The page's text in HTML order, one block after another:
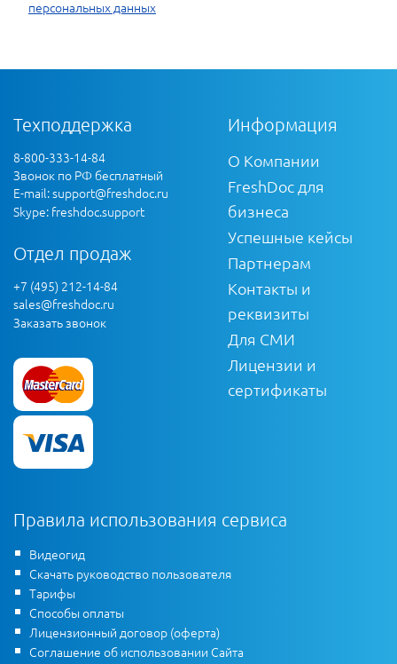
персональных данных
Техподдержка
8-800-333-14-84
Звонок по РФ бесплатный
E-mail:support@freshdoc.ru
Skype: freshdoc.support
Отдел продаж
+7 (495) 212-14-84
sales@freshdoc.ru
Заказать звонок
Информация
О Компании
FreshDoc для
бизнеса
Успешные кейсы
Партнерам
Контакты и
реквизиты
Для СМИ
Лицензии и
сертификаты
Правила использования сервиса
Видеогид
Скачать руководство пользователя
Тарифы
Способы оплаты
Лицензионный договор (оферта)
Соглашение об использовании Сайта